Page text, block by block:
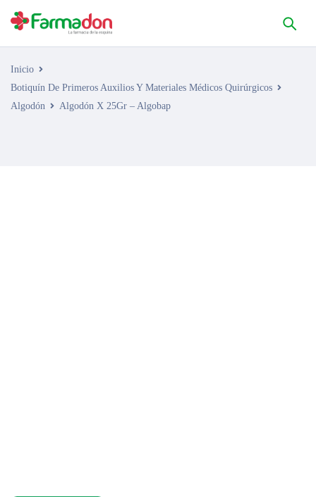
Inicio
Botiquín De Primeros Auxilios Y Materiales Médicos Quirúrgicos
Algodón
Algodón X 25Gr – Algobap